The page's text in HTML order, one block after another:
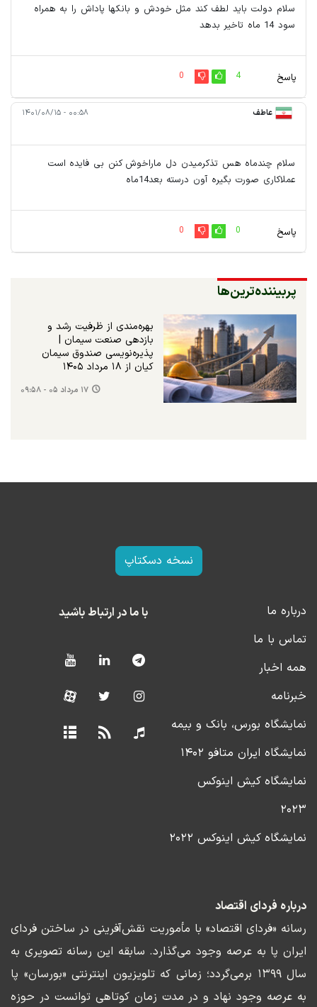
سلام دولت باید لطف کند مثل خودش و بانکها پاداش را به همراه
سود 14 ماه تاخیر بدهد
پاسخ 4
0
عاطف ۰۰:۵۸ - ۱۴۰۱/۰۸/۱۵
سلام چندماه هس تذکرمیدن دل ماراخوش کنن بی فایده است
عملاکاری صورت بگیره آون درسته بعد14ماه
پاسخ 0
0
پربیننده‌ترین‌ها
بهره‌مندی از ظرفیت رشد و
بازدهی صنعت سیمان |
پذیره‌نویسی صندوق سیمان
کیان از ۱۸ مرداد ۱۴۰۵
۱۷ مرداد ۰۵ - ۰۹:۵۸
نسخه دسکتاپ
درباره ما
تماس با ما
همه اخبار
خبرنامه
نمایشگاه بورس، بانک و بیمه
نمایشگاه ایران متافو ۱۴۰۲
نمایشگاه کیش اینوکس
۲۰۲۳
نمایشگاه کیش اینوکس ۲۰۲۲
با ما در ارتباط باشید
درباره فردای اقتصاد
رسانه «فردای اقتصاد» با مأموریت نقش‌آفرینی در ساختن فردای
ایران پا به عرصه وجود می‌گذارد. سابقه این رسانه تصویری به
سال ۱۳۹۹ برمی‌گردد؛ زمانی که تلویزیون اینترنتی «بورسان» پا
به عرصه وجود نهاد و در مدت زمان کوتاهی توانست در حوزه